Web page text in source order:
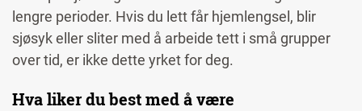
lengre perioder. Hvis du lett får hjemlengsel, blir
sjøsyk eller sliter med å arbeide tett i små grupper
over tid, er ikke dette yrket for deg.
Hva liker du best med å være